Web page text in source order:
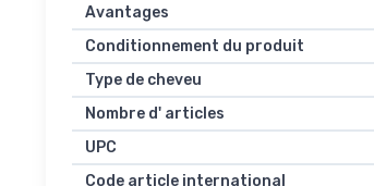
Avantages
Conditionnement du produit
Type de cheveu
Nombre d' articles
UPC
Code article international